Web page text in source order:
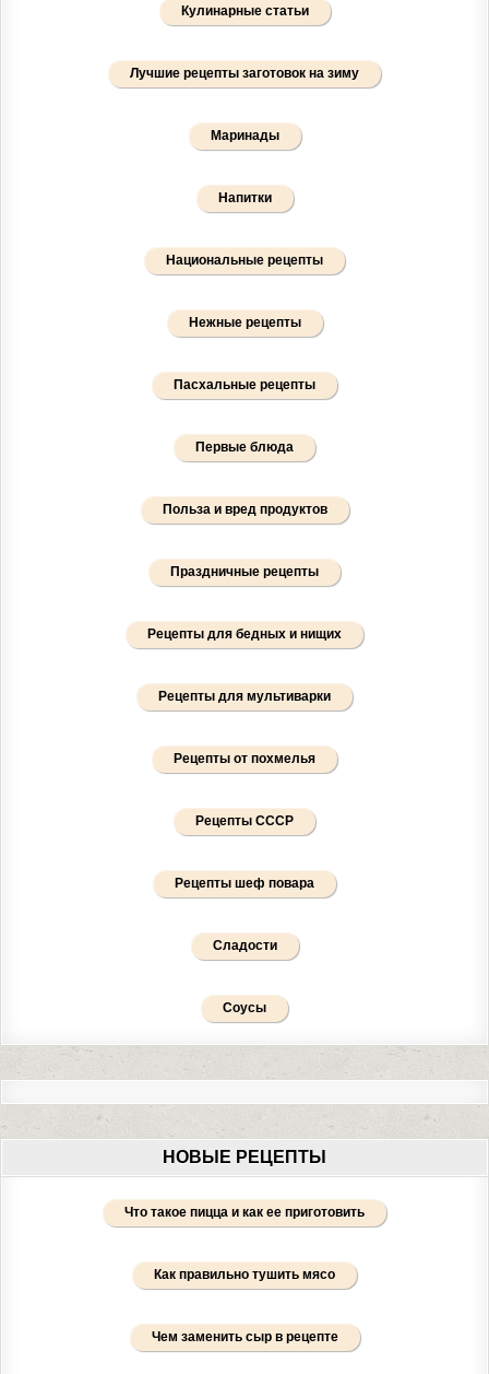
Кулинарные статьи
Лучшие рецепты заготовок на зиму
Маринады
Напитки
Национальные рецепты
Нежные рецепты
Пасхальные рецепты
Первые блюда
Польза и вред продуктов
Праздничные рецепты
Рецепты для бедных и нищих
Рецепты для мультиварки
Рецепты от похмелья
Рецепты СССР
Рецепты шеф повара
Сладости
Соусы
НОВЫЕ РЕЦЕПТЫ
Что такое пицца и как ее приготовить
Как правильно тушить мясо
Чем заменить сыр в рецепте